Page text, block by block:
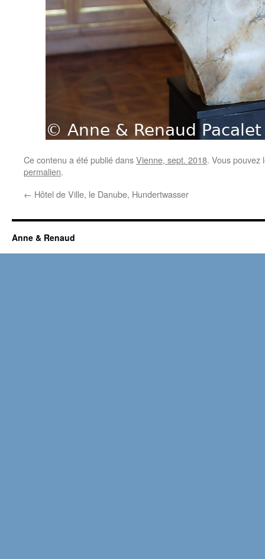
Ce contenu a été publié dansVienne, sept. 2018. Vous
permalien.
← Hôtel de Ville, le Danube, Hundertwasser
Anne & Renaud